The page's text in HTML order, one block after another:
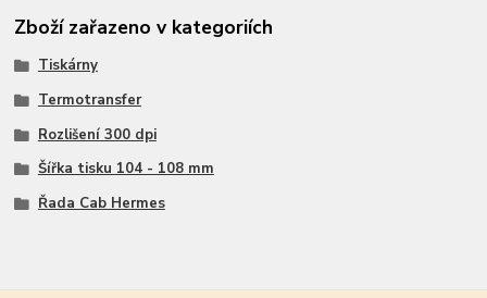
Zboží zařazeno v kategoriích
Tiskárny
Termotransfer
Rozlišení 300 dpi
Šířka tisku 104 - 108 mm
Řada Cab Hermes